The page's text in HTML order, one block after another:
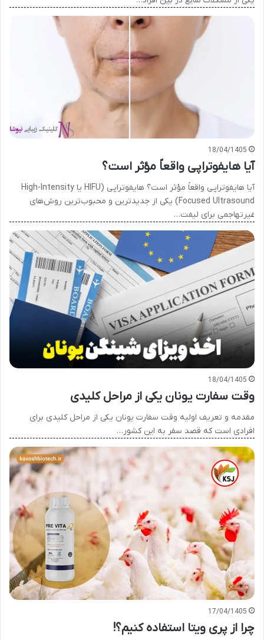
18/04/1405
آیا هایفوتراپی واقعاً مؤثر است؟
آیا هایفوتراپی واقعاً مؤثر است؟ هایفوتراپی (HIFU یا High-Intensity
Focused Ultrasound) یکی از جدیدترین و محبوب‌ترین روش‌های
غیرتهاجمی برای لیفت…
18/04/1405
وقت سفارت یونان یکی از مراحل کلیدی
مقدمه و تعریف اولیه وقت سفارت یونان یکی از مراحل کلیدی برای
افرادی است که قصد سفر به این کشور…
17/04/1405
چرا از پری ویتا استفاده کنیم؟!